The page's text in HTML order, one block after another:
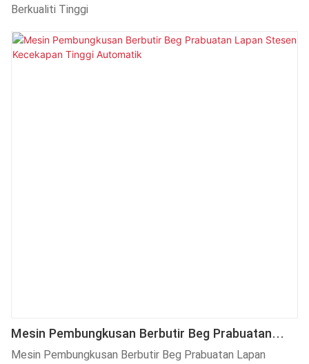
Berkualiti Tinggi
Mesin Pembungkusan Berbutir Beg Prabuatan
Lapan Stesen Kecekapan Tinggi Automatik
Mesin Pembungkusan Berbutir Beg Prabuatan Lapan